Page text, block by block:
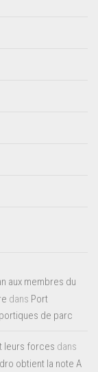
aux membres du
dans Port
de parc
leurs forces dans
obtient la note A